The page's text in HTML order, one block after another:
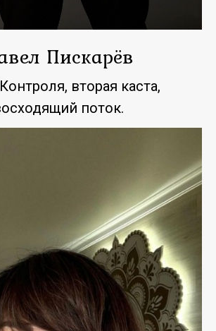
Пискарёв
вторая каста,
поток.